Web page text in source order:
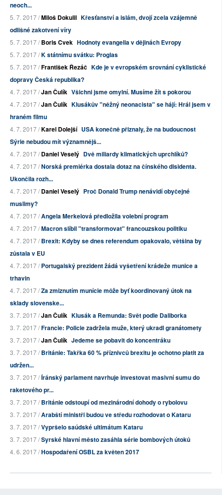
neoch...
5. 7. 2017 /Miloš Dokulil Křesťanství a islám, dvojí zcela vzájemně
odlišné zakotvení víry
5. 7. 2017 /Boris Cvek Hodnoty evangelia v dějinách Evropy
5. 7. 2017 /K státnímu svátku: Proglas
5. 7. 2017 /František Řezáč Kde je v evropském srovnání cyklistické
dopravy Česká republika?
4. 7. 2017 /Jan Čulík Všichni jsme omylní. Musíme žít s pokorou
4. 7. 2017 /Jan Čulík Klusákův "něžný neonacista" se hájí: Hrál jsem v
hraném filmu
4. 7. 2017 /Karel Dolejší USA konečně přiznaly, že na budoucnost
Sýrie nebudou mít významnějš...
4. 7. 2017 /Daniel Veselý Dvě miliardy klimatických uprchlíků?
4. 7. 2017 /Norská premiérka dostala dotaz na čínského disidenta.
Ukončila rozh...
4. 7. 2017 /Daniel Veselý Proč Donald Trump nenávidí obyčejné
muslimy?
4. 7. 2017 /Angela Merkelová předložila volební program
4. 7. 2017 /Macron slíbil "transformovat" francouzskou politiku
4. 7. 2017 /Brexit: Kdyby se dnes referendum opakovalo, většina by
zůstala v EU
4. 7. 2017 /Portugalský prezident žádá vyšetření krádeže munice a
trhavin
4. 7. 2017 /Za zmiznutím munície môže byť koordinovaný útok na
sklady slovenske...
3. 7. 2017 /Jan Čulík Klusák a Remunda: Svět podle Daliborka
3. 7. 2017 /Francie: Policie zadržela muže, který ukradl granátomety
3. 7. 2017 /Jan Čulík Jedeme se pobavit do koncentráku
3. 7. 2017 /Británie: Takřka 60 % příznivců brexitu je ochotno platit za
udržen...
3. 7. 2017 /Íránský parlament navrhuje investovat masivní sumu do
raketového pr...
3. 7. 2017 /Británie odstoupí od mezinárodní dohody o rybolovu
3. 7. 2017 /Arabští ministři budou ve středu rozhodovat o Kataru
3. 7. 2017 /Vypršelo saúdské ultimátum Kataru
3. 7. 2017 /Syrské hlavní město zasáhla série bombových útoků
4. 6. 2017 /Hospodaření OSBL za květen 2017